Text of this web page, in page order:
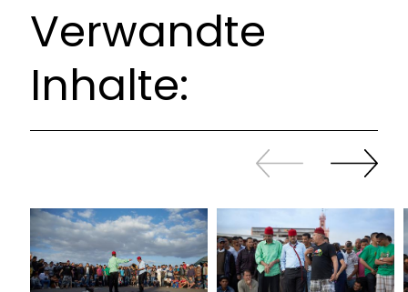
Verwandte
Inhalte:
Zurück
sliden
Weiter
sliden